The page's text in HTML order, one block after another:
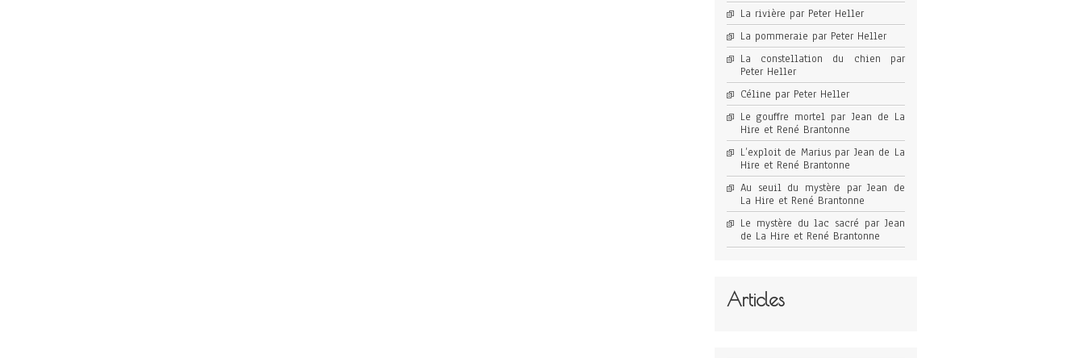
La rivière par Peter Heller
La pommeraie par Peter Heller
La constellation du chien par
Peter Heller
Céline par Peter Heller
Le gouffre mortel par Jean de La
Hire et René Brantonne
L’exploit de Marius par Jean de La
Hire et René Brantonne
Au seuil du mystère par Jean de
La Hire et René Brantonne
Le mystère du lac sacré par Jean
de La Hire et René Brantonne
Articles